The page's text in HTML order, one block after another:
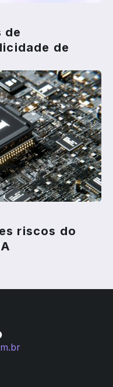
de
de
riscos do